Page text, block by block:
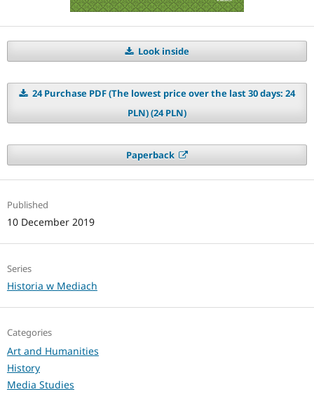
Look inside
24 Purchase PDF (The lowest price over the last 30 days: 24
PLN) (24 PLN)
Paperback
Published
10 December 2019
Series
Historia w Mediach
Categories
Art and Humanities
History
Media Studies